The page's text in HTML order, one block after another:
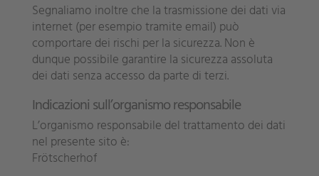
Segnaliamo inoltre che la trasmissione dei dati via
internet (per esempio tramite email) può
comportare dei rischi per la sicurezza. Non è
dunque possibile garantire la sicurezza assoluta
dei dati senza accesso da parte di terzi.
Indicazioni sull’organismo responsabile
L’organismo responsabile del trattamento dei dati
nel presente sito è:
Frötscherhof